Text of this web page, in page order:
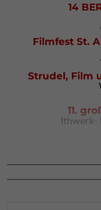
14
Filmfest St.
Strudel, Film
11.
Ithwerk-
DAV Kletter- &